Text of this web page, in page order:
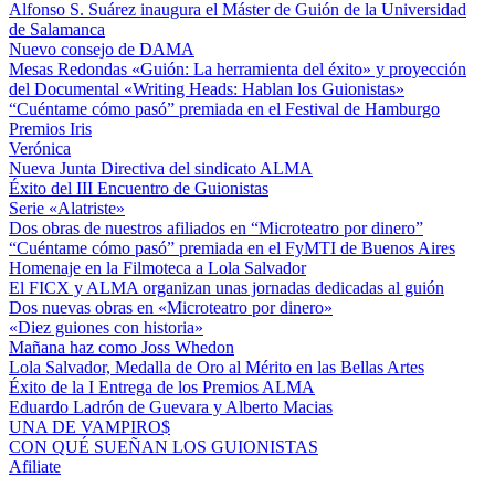
Alfonso S. Suárez inaugura el Máster de Guión de la Universidad
de Salamanca
Nuevo consejo de DAMA
Mesas Redondas «Guión: La herramienta del éxito» y proyección
del Documental «Writing Heads: Hablan los Guionistas»
“Cuéntame cómo pasó” premiada en el Festival de Hamburgo
Premios Iris
Verónica
Nueva Junta Directiva del sindicato ALMA
Éxito del III Encuentro de Guionistas
Serie «Alatriste»
Dos obras de nuestros afiliados en “Microteatro por dinero”
“Cuéntame cómo pasó” premiada en el FyMTI de Buenos Aires
Homenaje en la Filmoteca a Lola Salvador
El FICX y ALMA organizan unas jornadas dedicadas al guión
Dos nuevas obras en «Microteatro por dinero»
«Diez guiones con historia»
Mañana haz como Joss Whedon
Lola Salvador, Medalla de Oro al Mérito en las Bellas Artes
Éxito de la I Entrega de los Premios ALMA
Eduardo Ladrón de Guevara y Alberto Macias
UNA DE VAMPIRO$
CON QUÉ SUEÑAN LOS GUIONISTAS
Afiliate